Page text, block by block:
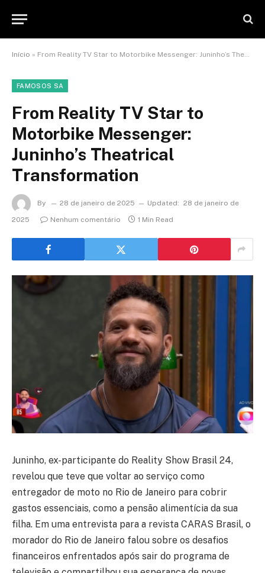
Início » From Reality TV Star to Motorbike Messenger: Juninho’s Theatrical Transformation
FAMOSOS SA
From Reality TV Star to
Motorbike Messenger:
Juninho’s Theatrical
Transformation
By 28 de janeiro de 2025 Updated: 28 de janeiro de
2025
Nenhum comentário 1 Min Read
Juninho, ex-participante do Reality Show Brasil 24,
revelou que teve que voltar ao serviço como
entregador de moto no Rio de Janeiro para cobrir
gastos essenciais, como a pensão alimentícia da sua
filha. Em uma entrevista para a revista CARAS Brasil, o
morador do Rio de Janeiro falou sobre os desafios
financeiros enfrentados após sair do programa de